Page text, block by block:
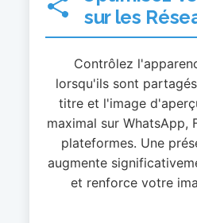
sur les
Contrôlez
lorsqu'ils sont
titre et l'image
maximal sur WhatsApp,
plateformes. Une
augmente
et renforce votre